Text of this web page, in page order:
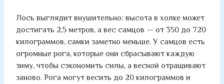
Лось выглядит внушительно: высота в холке может
достигать 2,5 метров, а вес самцов — от 350 до 720
килограммов, самки заметно меньше. У самцов есть
огромные рога, которые они сбрасывают каждую
зиму, чтобы сэкономить силы, а весной отращивают
заново. Рога могут весить до 20 килограммов и